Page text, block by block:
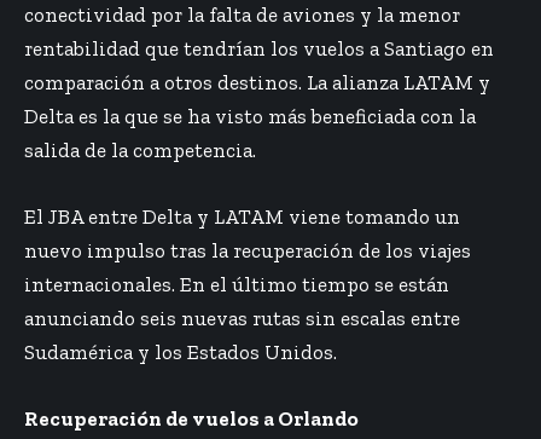
conectividad por la falta de aviones y la menor
rentabilidad que tendrían los vuelos a Santiago en
comparación a otros destinos. La alianza LATAM y
Delta es la que se ha visto más beneficiada con la
salida de la competencia.
El JBA entre Delta y LATAM viene tomando un
nuevo impulso tras la recuperación de los viajes
internacionales. En el último tiempo se están
anunciando seis nuevas rutas sin escalas entre
Sudamérica y los Estados Unidos.
Recuperación de vuelos a Orlando